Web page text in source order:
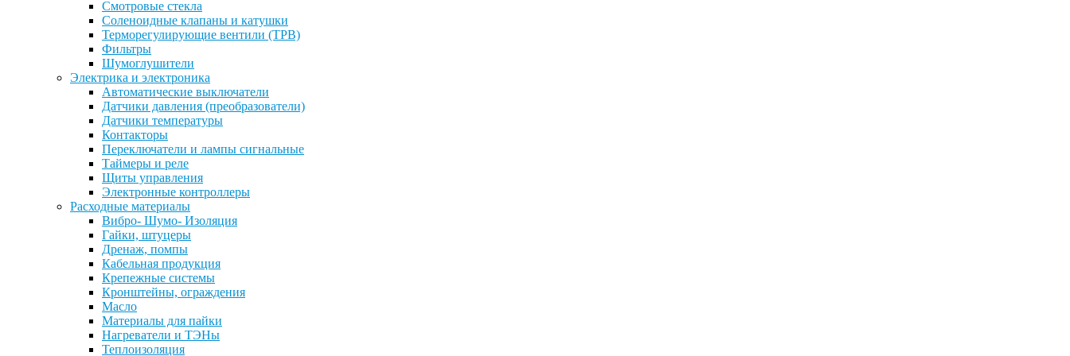
Смотровые стекла
Соленоидные клапаны и катушки
Терморегулирующие вентили (ТРВ)
Фильтры
Шумоглушители
Электрика и электроника
Автоматические выключатели
Датчики давления (преобразователи)
Датчики температуры
Контакторы
Переключатели и лампы сигнальные
Таймеры и реле
Щиты управления
Электронные контроллеры
Расходные материалы
Вибро- Шумо- Изоляция
Гайки, штуцеры
Дренаж, помпы
Кабельная продукция
Крепежные системы
Кронштейны, ограждения
Масло
Материалы для пайки
Нагреватели и ТЭНы
Теплоизоляция